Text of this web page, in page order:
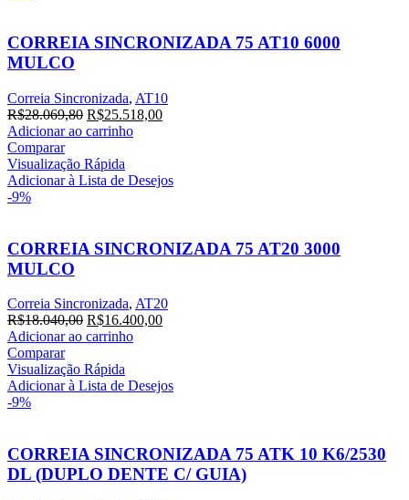
CORREIA SINCRONIZADA 75 AT10 6000
MULCO
Correia Sincronizada, AT10
R$28.069,80 O
preço
era:
R$28.069,80.
R$25.518,00O
R$25.518,00.
Adicionar ao carrinho
Comparar
Visualização Rápida
Adicionar à Lista de Desejos
-9%
CORREIA SINCRONIZADA 75 AT20 3000
MULCO
Correia Sincronizada, AT20
R$18.040,00 O
preço
era:
R$18.040,00.
R$16.400,00O
R$16.400,00.
Adicionar ao carrinho
Comparar
Visualização Rápida
Adicionar à Lista de Desejos
-9%
CORREIA SINCRONIZADA 75 ATK 10 K6/2530
DL (DUPLO DENTE C/ GUIA)